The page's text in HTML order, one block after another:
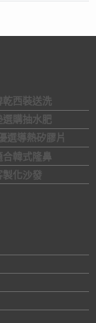
西裝送洗
購抽水肥
選導熱矽膠片
韓式隆鼻
化沙發